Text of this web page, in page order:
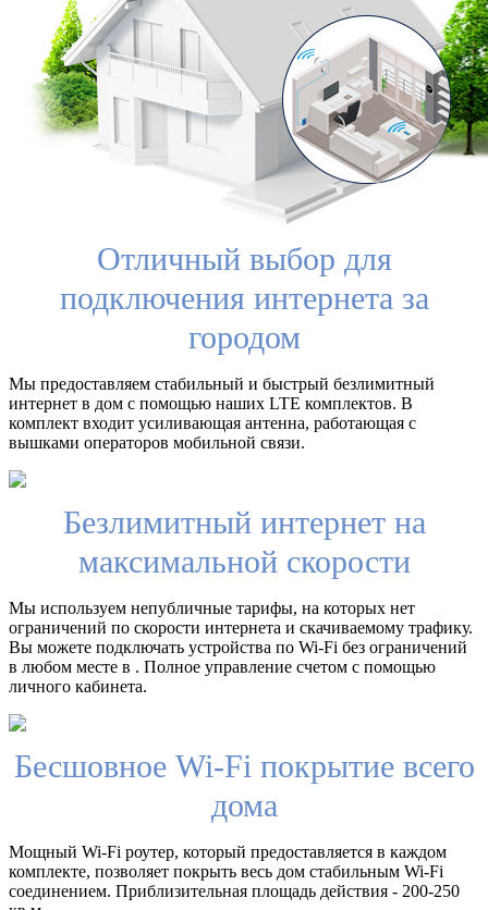
Отличный выбор для
подключения интернета за
городом
Мы предоставляем стабильный и быстрый безлимитный
интернет в дом с помощью наших LTE комплектов. В
комплект входит усиливающая антенна, работающая с
вышками операторов мобильной связи.
Безлимитный интернет на
максимальной скорости
Мы используем непубличные тарифы, на которых нет
ограничений по скорости интернета и скачиваемому трафику.
Вы можете подключать устройства по Wi-Fi без ограничений
в любом месте в . Полное управление счетом с помощью
личного кабинета.
Бесшовное Wi-Fi покрытие всего
дома
Мощный Wi-Fi роутер, который предоставляется в каждом
комплекте, позволяет покрыть весь дом стабильным Wi-Fi
соединением. Приблизительная площадь действия - 200-250